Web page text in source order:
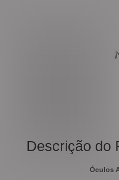
Descrição do
Óculos